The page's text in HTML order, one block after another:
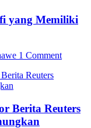
yang Memiliki
1 Comment
Berita Reuters